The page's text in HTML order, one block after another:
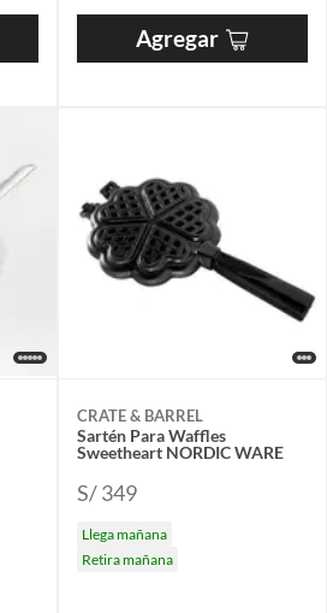
Agregar
CRATE & BARREL
Sartén Para Waffles
Sweetheart NORDIC WARE
S/ 349
Llega mañana
Retira mañana